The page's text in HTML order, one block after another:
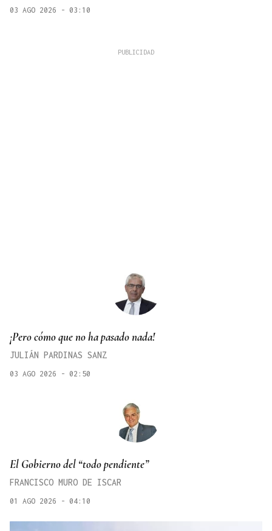
03 AGO 2026 - 03:10
¡Pero cómo que no ha pasado nada!
JULIÁN PARDINAS SANZ
03 AGO 2026 - 02:50
El Gobierno del “todo pendiente”
FRANCISCO MURO DE ISCAR
01 AGO 2026 - 04:10